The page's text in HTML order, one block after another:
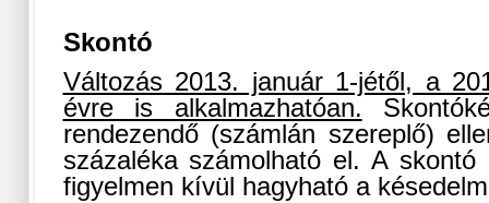
Skontó
Változás 2013. január 1-jétől, a
évre is alkalmazhatóan.
rendezendő (számlán szereplő)
százaléka számolható el. A skontó
figyelmen kívül hagyható a